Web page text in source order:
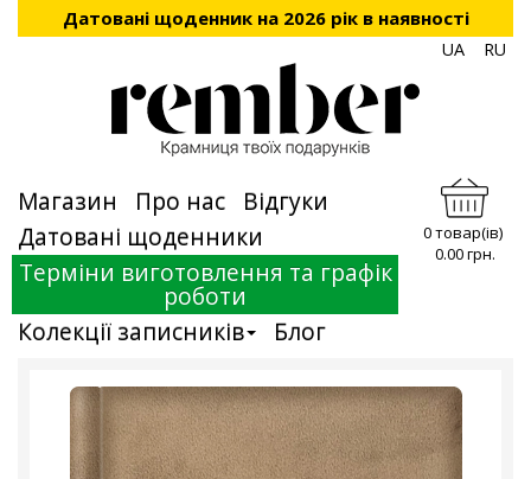
Датовані щоденник на 2026 рік в наявності
UA RU
Магазин Про нас
Відгуки
Датовані щоденники
Терміни виготовлення та графік
роботи
Колекції записників
Блог
0 товар(ів)
0.00 грн.